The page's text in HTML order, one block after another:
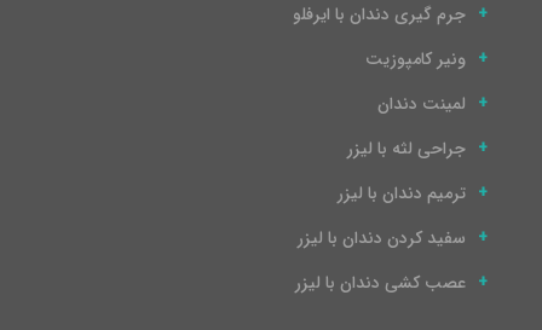
جرم گیری دندان با ایرفلو
ونیر کامپوزیت
لمینت دندان
جراحی لثه با لیزر
ترمیم دندان با لیزر
سفید کردن دندان با لیزر
عصب کشی دندان با لیزر